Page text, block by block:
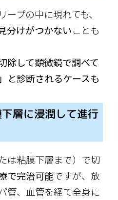
プの中に現れても、
分けがつかないことも
除して顕微鏡で調べて
と診断されるケースも
層に浸潤して進行
は粘膜下層まで）で切
で完治可能ですが、放
管、血管を経て全身に